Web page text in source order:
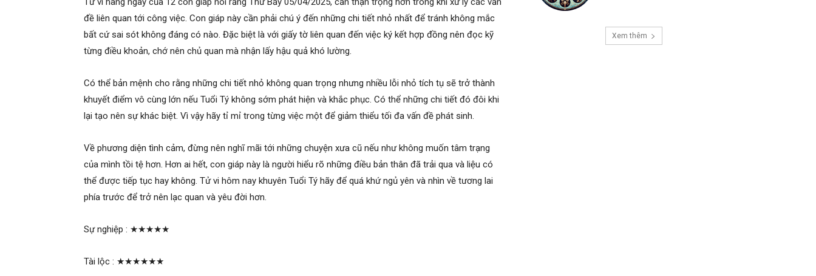
đề liên quan tới công việc. Con giáp này cần phải chú ý đến những chi tiết nhỏ nhất để tránh không mắc
bất cứ sai sót không đáng có nào. Đặc biệt là với giấy tờ liên quan đến việc ký kết hợp đồng nên đọc kỹ
từng điều khoản, chớ nên chủ quan mà nhận lấy hậu quả khó lường.
Có thể bản mệnh cho rằng những chi tiết nhỏ không quan trọng nhưng nhiều lỗi nhỏ tích tụ sẽ trở thành
khuyết điểm vô cùng lớn nếu Tuổi Tý không sớm phát hiện và khắc phục. Có thể những chi tiết đó đôi khi
lại tạo nên sự khác biệt. Vì vậy hãy tỉ mỉ trong từng việc một để giảm thiểu tối đa vấn đề phát sinh.
Về phương diện tình cảm, đừng nên nghĩ mãi tới những chuyện xưa cũ nếu như không muốn tâm trạng
của mình tồi tệ hơn. Hơn ai hết, con giáp này là người hiểu rõ những điều bản thân đã trải qua và liệu có
thể được tiếp tục hay không. Tử vi hôm nay khuyên Tuổi Tý hãy để quá khứ ngủ yên và nhìn về tương lai
phía trước để trở nên lạc quan và yêu đời hơn.
Sự nghiệp : ★★★★★
Tài lộc : ★★★★★★
Xem thêm